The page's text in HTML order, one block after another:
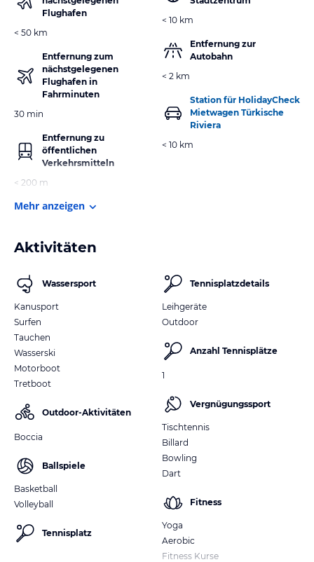
Flughafen
< 50 km
Entfernung zum
nächstgelegenen
Flughafen in
Fahrminuten
30 min
Entfernung zu
öffentlichen
Verkehrsmitteln
< 200 m
< 10 km
Entfernung zur
Autobahn
< 2 km
Station für HolidayCheck
Mietwagen Türkische
Riviera
< 10 km
Mehr anzeigen
Aktivitäten
Wassersport
Kanusport
Surfen
Tauchen
Wasserski
Motorboot
Tretboot
Outdoor-Aktivitäten
Boccia
Ballspiele
Basketball
Volleyball
Tennisplatz
Tennisplatzdetails
Leihgeräte
Outdoor
Anzahl Tennisplätze
1
Vergnügungssport
Tischtennis
Billard
Bowling
Dart
Fitness
Yoga
Aerobic
Fitness Kurse